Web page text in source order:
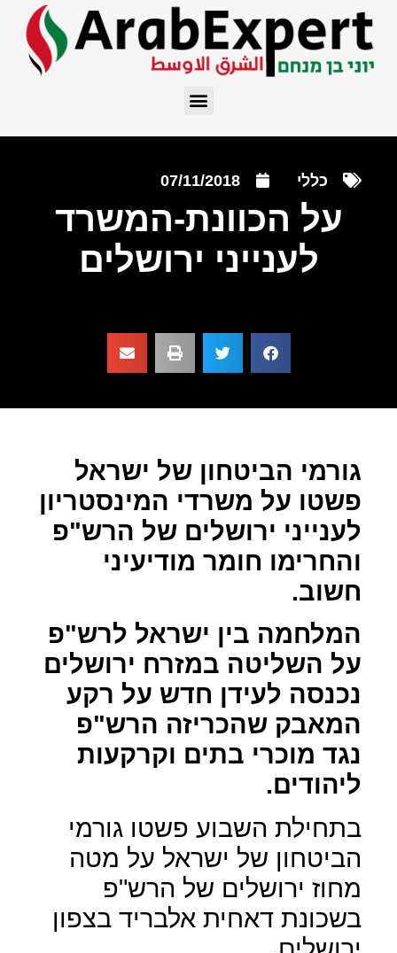
כללי 07/11/2018
על הכוונת-המשרד
לענייני ירושלים
גורמי הביטחון של ישראל
פשטו על משרדי המינסטריון
לענייני ירושלים של הרש"פ
והחרימו חומר מודיעיני
חשוב.
המלחמה בין ישראל לרש"פ
על השליטה במזרח ירושלים
נכנסה לעידן חדש על רקע
המאבק שהכריזה הרש"פ
נגד מוכרי בתים וקרקעות
ליהודים.
בתחילת השבוע פשטו גורמי
הביטחון של ישראל על מטה
מחוז ירושלים של הרש"פ
בשכונת דאחית אלבריד בצפון